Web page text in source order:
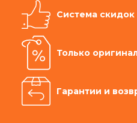
Система скидок
Только
Гарантии и